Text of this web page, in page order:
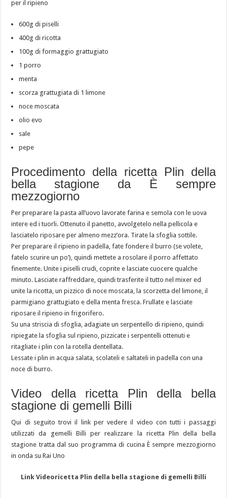
per il ripieno
600g di piselli
400g di ricotta
100g di formaggio grattugiato
1 porro
menta
scorza grattugiata di 1 limone
noce moscata
olio evo
sale
pepe
Procedimento della ricetta Plin della
bella stagione da È sempre
mezzogiorno
Per preparare la pasta all’uovo lavorate farina e semola con le uova
intere ed i tuorli. Ottenuto il panetto, avvolgetelo nella pellicola e
lasciatelo riposare per almeno mezz’ora. Tirate la sfoglia sottile.
Per preparare il ripieno in padella, fate fondere il burro (se volete,
fatelo scurire un po’), quindi mettete a rosolare il porro affettato
finemente. Unite i piselli crudi, coprite e lasciate cuocere qualche
minuto. Lasciate raffreddare, quindi trasferite il tutto nel mixer ed
unite la ricotta, un pizzico di noce moscata, la scorzetta del limone, il
parmigiano grattugiato e della menta fresca. Frullate e lasciate
riposare il ripieno in frigorifero.
Su una striscia di sfoglia, adagiate un serpentello di ripieno, quindi
ripiegate la sfoglia sul ripieno, pizzicate i serpentelli ottenuti e
ritagliate i plin con la rotella dentellata.
Lessate i plin in acqua salata, scolateli e saltateli in padella con una
noce di burro.
Video della ricetta Plin della bella
stagione di gemelli Billi
Qui di seguito trovi il link per vedere il video con tutti i passaggi
utilizzati da gemelli Billi per realizzare la ricetta Plin della bella
stagione tratta dal suo programma di cucina È sempre mezzogiorno
in onda su Rai Uno
Link Videoricetta Plin della bella stagione di gemelli Billi